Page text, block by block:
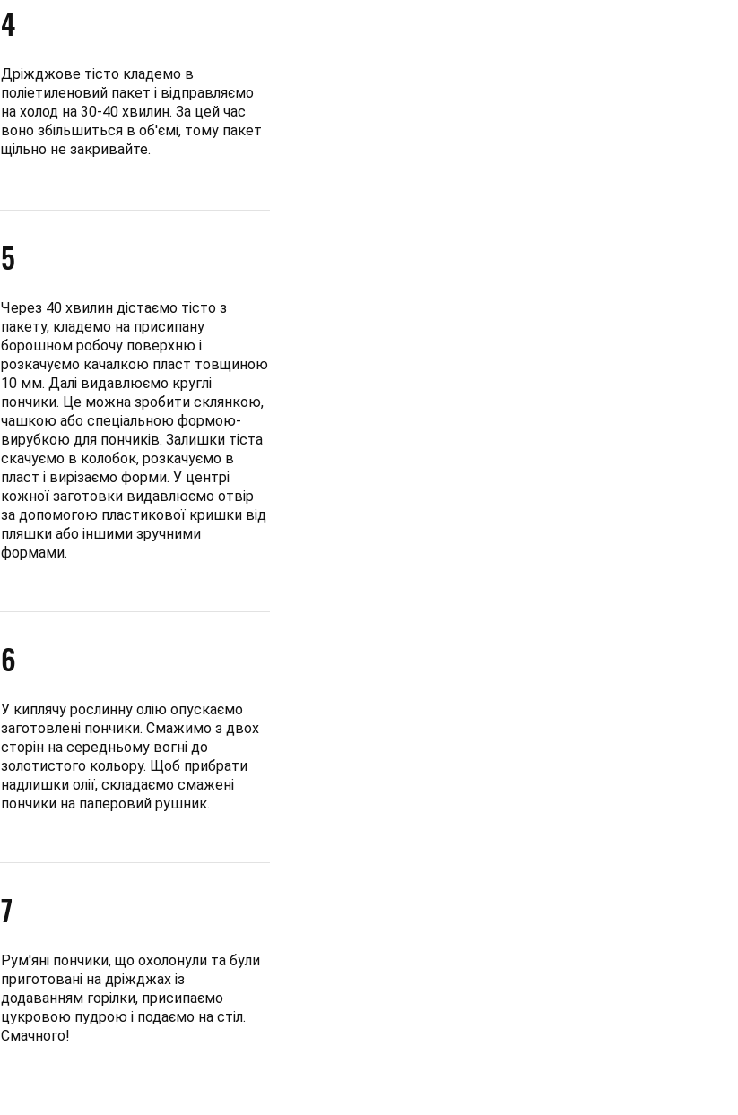
4
Дріжджове тісто кладемо в
поліетиленовий пакет і відправляємо
на холод на 30-40 хвилин. За цей час
воно збільшиться в об'ємі, тому пакет
щільно не закривайте.
5
Через 40 хвилин дістаємо тісто з
пакету, кладемо на присипану
борошном робочу поверхню і
розкачуємо качалкою пласт товщиною
10 мм. Далі видавлюємо круглі
пончики. Це можна зробити склянкою,
чашкою або спеціальною формою-
вирубкою для пончиків. Залишки тіста
скачуємо в колобок, розкачуємо в
пласт і вирізаємо форми. У центрі
кожної заготовки видавлюємо отвір
за допомогою пластикової кришки від
пляшки або іншими зручними
формами.
6
У киплячу рослинну олію опускаємо
заготовлені пончики. Смажимо з двох
сторін на середньому вогні до
золотистого кольору. Щоб прибрати
надлишки олії, складаємо смажені
пончики на паперовий рушник.
7
Рум'яні пончики, що охолонули та були
приготовані на дріжджах із
додаванням горілки, присипаємо
цукровою пудрою і подаємо на стіл.
Смачного!